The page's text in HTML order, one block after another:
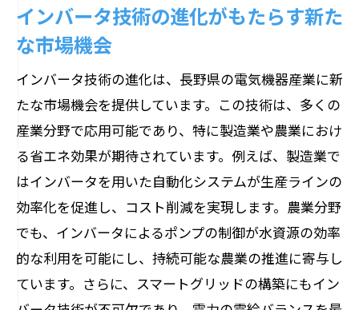
インバータ技術の進化がもたらす新た
な市場機会
インバータ技術の進化は、長野県の電気機器産業に新
たな市場機会を提供しています。この技術は、多くの
産業分野で応用可能であり、特に製造業や農業におけ
る省エネ効果が期待されています。例えば、製造業で
はインバータを用いた自動化システムが生産ラインの
効率化を促進し、コスト削減を実現します。農業分野
でも、インバータによるポンプの制御が水資源の効率
的な利用を可能にし、持続可能な農業の推進に寄与し
ています。さらに、スマートグリッドの構築にもイン